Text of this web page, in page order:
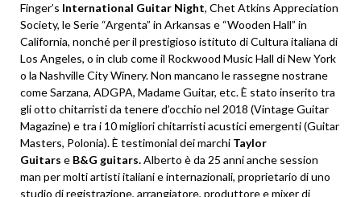
Finger’s International Guitar Night, Chet Atkins Appreciation
Society, le Serie “Argenta” in Arkansas e “Wooden Hall” in
California, nonché per il prestigioso istituto di Cultura italiana di
Los Angeles, o in club come il Rockwood Music Hall di New York
o la Nashville City Winery. Non mancano le rassegne nostrane
come Sarzana, ADGPA, Madame Guitar, etc. È stato inserito tra
gli otto chitarristi da tenere d’occhio nel 2018 (Vintage Guitar
Magazine) e tra i 10 migliori chitarristi acustici emergenti (Guitar
Masters, Polonia). È testimonial dei marchi Taylor
Guitars e B&G guitars.Alberto è da 25 anni anche session
man per molti artisti italiani e internazionali, proprietario di uno
studio di registrazione, arrangiatore, produttore e mixer di